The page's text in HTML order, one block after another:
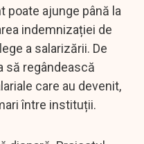
poate ajunge până la
indemnizației de
a salarizării. De
să regândească
care au devenit,
între instituții.